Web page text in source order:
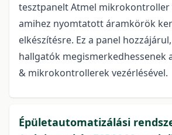
tesztpanelt Atmel mikrokontroller
amihez nyomtatott áramkörök
elkészítésre. Ez a panel
hallgatók megismerkedhessenek
& mikrokontrollerek vezérlésével.
Épületautomatizálási